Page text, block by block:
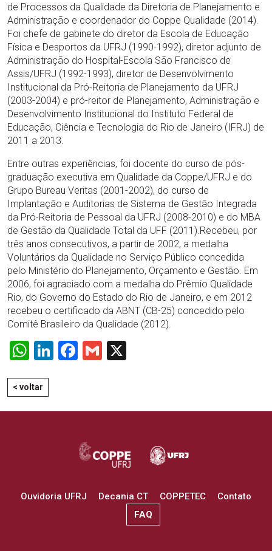
de Processos da Qualidade da Diretoria de Planejamento e
Administração e coordenador do Coppe Qualidade (2014).
Foi chefe de gabinete do diretor da Escola de Educação
Física e Desportos da UFRJ (1990-1992), diretor adjunto de
Administração do Hospital-Escola São Francisco de
Assis/UFRJ (1992-1993), diretor de Desenvolvimento
Institucional da Pró-Reitoria de Planejamento da UFRJ
(2003-2004) e pró-reitor de Planejamento, Administração e
Desenvolvimento Institucional do Instituto Federal de
Educação, Ciência e Tecnologia do Rio de Janeiro (IFRJ) de
2011 a 2013.
Entre outras experiências, foi docente do curso de pós-
graduação executiva em Qualidade da Coppe/UFRJ e do
Grupo Bureau Veritas (2001-2002), do curso de
Implantação e Auditorias de Sistema de Gestão Integrada
da Pró-Reitoria de Pessoal da UFRJ (2008-2010) e do MBA
de Gestão da Qualidade Total da UFF (2011).Recebeu, por
três anos consecutivos, a partir de 2002, a medalha
Voluntários da Qualidade no Serviço Público concedida
pelo Ministério do Planejamento, Orçamento e Gestão. Em
2006, foi agraciado com a medalha do Prêmio Qualidade
Rio, do Governo do Estado do Rio de Janeiro, e em 2012
recebeu o certificado da ABNT (CB-25) concedido pelo
Comitê Brasileiro da Qualidade (2012).
WhatsApp
LinkedIn
Facebook
Gmail
< voltar
Ouvidoria UFRJ Decania CT COPPETEC
Contato
FAQ